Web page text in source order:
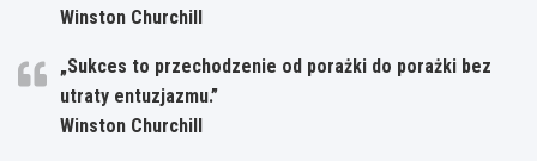
Winston Churchill
„Sukces to przechodzenie od porażki do porażki bez
utraty entuzjazmu.”
Winston Churchill